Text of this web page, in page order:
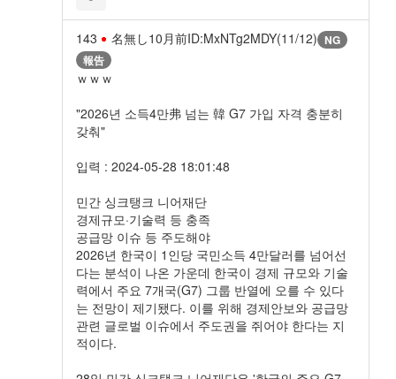
143 名無し10月前ID:MxNTg2MDY(11/12) NG
報告
ｗｗｗ
"2026년 소득4만弗 넘는 韓 G7 가입 자격 충분히
갖춰"
입력 : 2024-05-28 18:01:48
민간 싱크탱크 니어재단
경제규모·기술력 등 충족
공급망 이슈 등 주도해야
2026년 한국이 1인당 국민소득 4만달러를 넘어선
다는 분석이 나온 가운데 한국이 경제 규모와 기술
력에서 주요 7개국(G7) 그룹 반열에 오를 수 있다
는 전망이 제기됐다. 이를 위해 경제안보와 공급망
관련 글로벌 이슈에서 주도권을 쥐어야 한다는 지
적이다.